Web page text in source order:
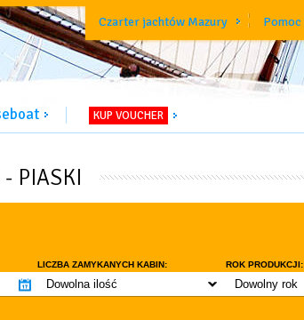
Czarter jachtów Mazury Pomoc
KUP VOUCHER
PIASKI
LICZBA ZAMYKANYCH KABIN:
Dowolna ilość
ROK PRODUKCJI:
Dowolny rok